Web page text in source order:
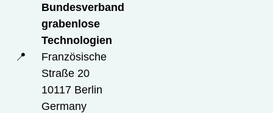
📍
Bundesverband
grabenlose
Technologien
Französische
Straße 20
10117 Berlin
Germany